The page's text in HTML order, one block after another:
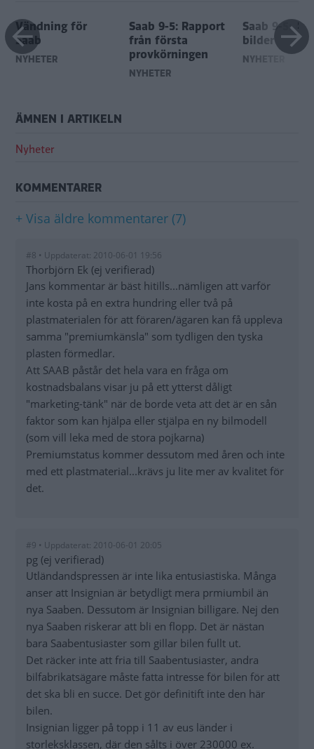
Vändning för
Saab
NYHETER
Saab 9-5: Rapport
från första
provkörningen
NYHETER
Saab 9-5: 40
bilder
NYHETER
ÄMNEN I ARTIKELN
Nyheter
KOMMENTARER
+ Visa äldre kommentarer (7)
#8 • Uppdaterat: 2010-06-01 19:56
Thorbjörn Ek (ej verifierad)
Jans kommentar är bäst hitills...nämligen att varför
inte kosta på en extra hundring eller två på
plastmaterialen för att föraren/ägaren kan få uppleva
samma "premiumkänsla" som tydligen den tyska
plasten förmedlar.
Att SAAB påstår det hela vara en fråga om
kostnadsbalans visar ju på ett ytterst dåligt
"marketing-tänk" när de borde veta att det är en sån
faktor som kan hjälpa eller stjälpa en ny bilmodell
(som vill leka med de stora pojkarna)
Premiumstatus kommer dessutom med åren och inte
med ett plastmaterial...krävs ju lite mer av kvalitet för
det.
#9 • Uppdaterat: 2010-06-01 20:05
pg (ej verifierad)
Utländandspressen är inte lika entusiastiska. Många
anser att Insignian är betydligt mera prmiumbil än
nya Saaben. Dessutom är Insignian billigare. Nej den
nya Saaben riskerar att bli en flopp. Det är nästan
bara Saabentusiaster som gillar bilen fullt ut.
Det räcker inte att fria till Saabentusiaster, andra
bilfabrikatsägare måste fatta intresse för bilen för att
det ska bli en succe. Det gör definitift inte den här
bilen.
Insignian ligger på topp i 11 av eus länder i
storleksklassen, där den sålts i över 230000 ex.